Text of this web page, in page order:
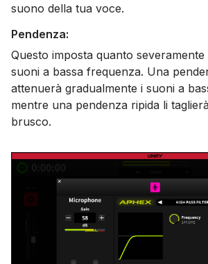
suono della tua voce.
Pendenza:
Questo imposta quanto
suoni a bassa frequenza. Una
attenuerà gradualmente i suoni a
mentre una pendenza ripida li
brusco.